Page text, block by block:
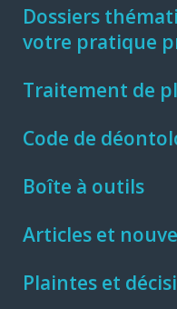
Dossiers
votre pratique
Traitement de
Code de
Boîte à outils
Articles et
Plaintes et